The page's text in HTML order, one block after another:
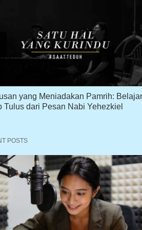
yang Meniadakan Pamrih: Belajar
Tulus dari Pesan Nabi Yehezkiel
POSTS